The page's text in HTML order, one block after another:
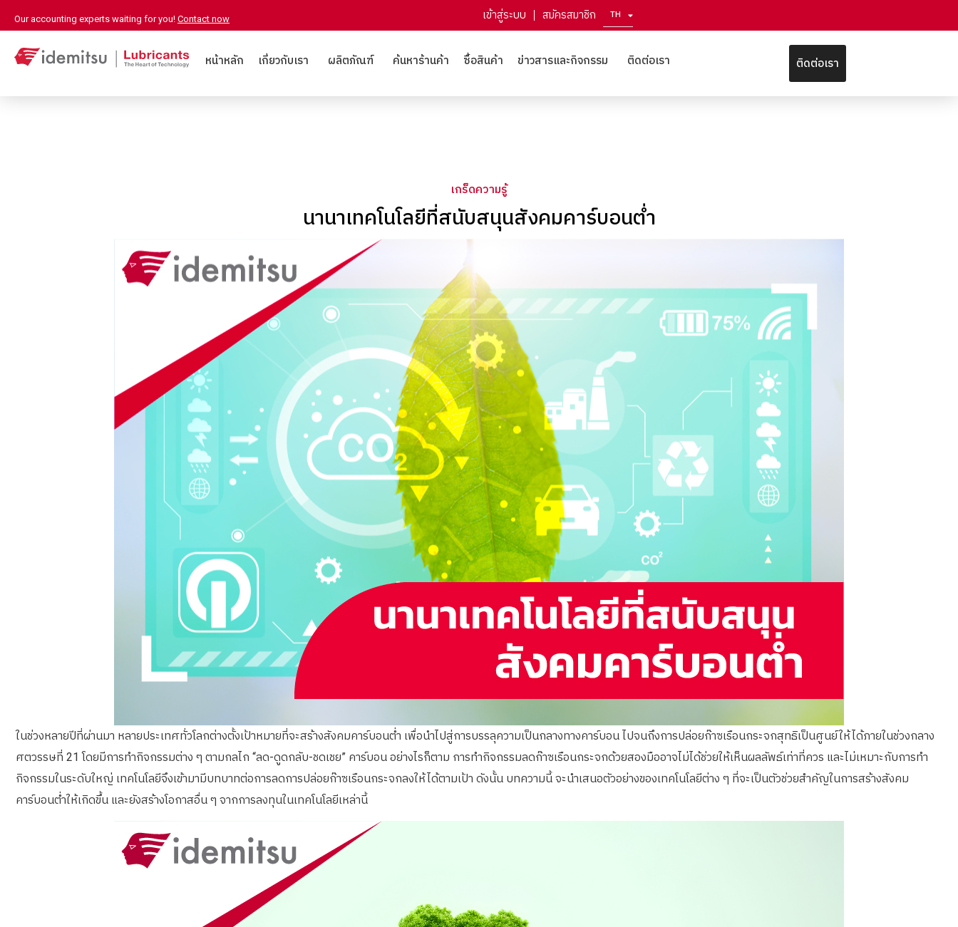
Our accounting experts waiting for you! Contact now เข้าสู่ระบบ สมัครสมาชิก TH
EN
หน้าหลัก เกี่ยวกับเรา ผลิตภัณฑ์ ค้นหาร้านค้า ซื้อสินค้า ข่าวสารและกิจกรรม ติดต่อเรา ติดต่อเรา
เกร็ดความรู้
นานาเทคโนโลยีที่สนับสนุนสังคมคาร์บอนต่ำ
ในช่วงหลายปีที่ผ่านมา หลายประเทศทั่วโลกต่างตั้งเป้าหมายที่จะสร้างสังคมคาร์บอนต่ำ เพื่อนำไปสู่การบรรลุความเป็นกลางทางคาร์บอน ไปจนถึงการปล่อยก๊าซเรือนกระจกสุทธิเป็นศูนย์ให้ได้ภายในช่วงกลาง
ศตวรรษที่ 21 โดยมีการทำกิจกรรมต่าง ๆ ตามกลไก “ลด-ดูดกลับ-ชดเชย” คาร์บอน อย่างไรก็ตาม การทำกิจกรรมลดก๊าซเรือนกระจกด้วยสองมืออาจไม่ได้ช่วยให้เห็นผลลัพธ์เท่าที่ควร และไม่เหมาะกับการทำ
กิจกรรมในระดับใหญ่ เทคโนโลยีจึงเข้ามามีบทบาทต่อการลดการปล่อยก๊าซเรือนกระจกลงให้ได้ตามเป้า ดังนั้น บทความนี้ จะนำเสนอตัวอย่างของเทคโนโลยีต่าง ๆ ที่จะเป็นตัวช่วยสำคัญในการสร้างสังคม
คาร์บอนต่ำให้เกิดขึ้น และยังสร้างโอกาสอื่น ๆ จากการลงทุนในเทคโนโลยีเหล่านี้